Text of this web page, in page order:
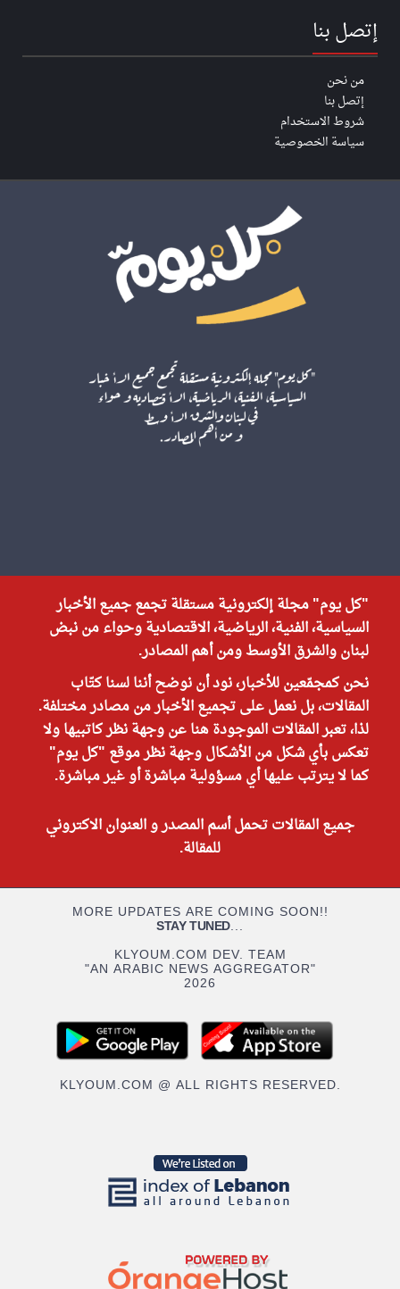
إتصل بنا
من نحن
إتصل بنا
شروط الاستخدام
سياسة الخصوصية
"كل يوم" مجلة إلكترونية مستقلة تجمع جميع الأخبار
السياسية، الفنية، الرياضية، الاقتصادية وحواء من نبض
لبنان والشرق الأوسط ومن أهم المصادر.
نحن كمجمّعين للأخبار، نود أن نوضح أننا لسنا كتّاب
المقالات، بل نعمل على تجميع الأخبار من مصادر مختلفة.
لذا، تعبر المقالات الموجودة هنا عن وجهة نظر كاتبيها ولا
تعكس بأي شكل من الأشكال وجهة نظر موقع "كل يوم"
كما لا يترتب عليها أي مسؤولية مباشرة أو غير مباشرة.
جميع المقالات تحمل أسم المصدر و العنوان الاكتروني
للمقالة.
MORE UPDATES ARE COMING SOON!!
STAY TUNED...
KLYOUM.COM DEV. TEAM
"AN ARABIC NEWS AGGREGATOR"
2026
KLYOUM.COM @ ALL RIGHTS RESERVED.